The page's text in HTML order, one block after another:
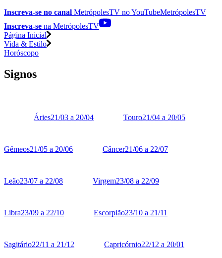
Inscreva-se no canal MetrópolesTV noYouTubeMetrópolesTV
Inscreva-se na MetrópolesTV
Página Inicial
Vida & Estilo
Horóscopo
Signos
Áries21/03 a 20/04 Touro21/04 a 20/05
Gêmeos21/05 a 20/06 Câncer21/06 a 22/07
Leão23/07 a 22/08 Virgem23/08 a 22/09
Libra23/09 a 22/10 Escorpião23/10 a 21/11
Sagitário22/11 a 21/12 Capricórnio22/12 a 20/01